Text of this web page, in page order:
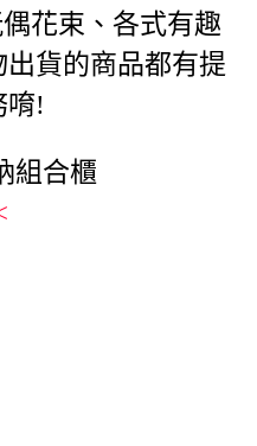
花束、各式有趣
貨的商品都有提
唷!
組合櫃